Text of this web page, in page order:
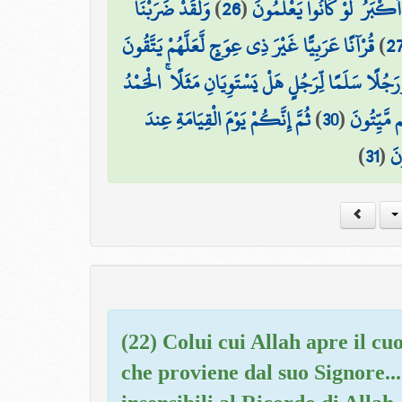
أَكْبَرُ ۚ لَوْ كَانُوا يَعْلَمُونَ(
26
)وَلَقَدْ ضَرَبْنَا
)قُرْآنًا عَرَبِيًّا غَيْرَ ذِي عِوَجٍ لَّعَلَّهُمْ يَتَّقُونَ
سَلَمًا لِّرَجُلٍ هَلْ يَسْتَوِيَانِ مَثَلًا ۚ الْحَمْدُ
مَّيِّتُونَ(
30
)ثُمَّ إِنَّكُمْ يَوْمَ الْقِيَامَةِ عِندَ
(
31
)
(22) Colui cui Allah apre il
che proviene dal suo